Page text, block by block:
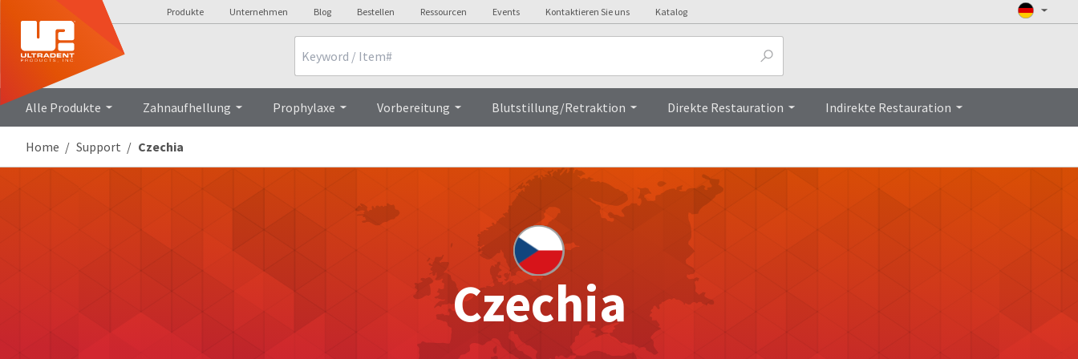
Produkte Unternehmen Blog Bestellen Ressourcen Events Kontaktieren Sie uns Katalog
Alle Produkte Zahnaufhellung Prophylaxe Vorbereitung Blutstillung/Retraktion Direkte Restauration Indirekte Restauration
Home Support Czechia
Czechia